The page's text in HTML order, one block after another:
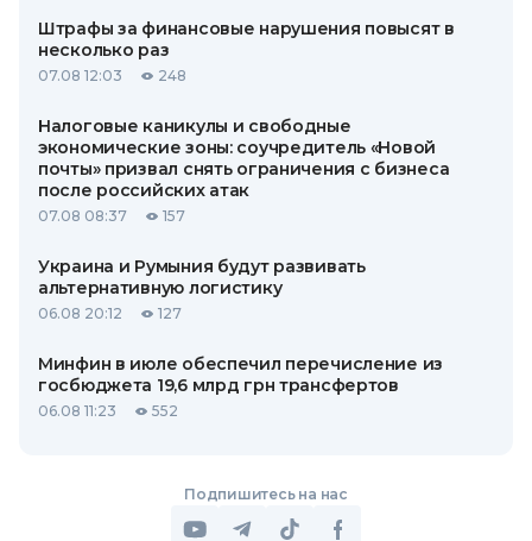
Штрафы за финансовые нарушения повысят в
несколько раз
07.08 12:03 248
Налоговые каникулы и свободные
экономические зоны: соучредитель «Новой
почты» призвал снять ограничения с бизнеса
после российских атак
07.08 08:37 157
Украина и Румыния будут развивать
альтернативную логистику
06.08 20:12 127
Минфин в июле обеспечил перечисление из
госбюджета 19,6 млрд грн трансфертов
06.08 11:23 552
Подпишитесь на нас